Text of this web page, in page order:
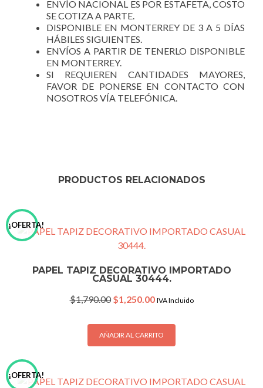
ENVÍO NACIONAL ES POR ESTAFETA, COSTO
SE COTIZA A PARTE.
DISPONIBLE EN MONTERREY DE 3 A 5 DÍAS
HÁBILES SIGUIENTES.
ENVÍOS A PARTIR DE TENERLO DISPONIBLE
EN MONTERREY.
SI REQUIEREN CANTIDADES MAYORES,
FAVOR DE PONERSE EN CONTACTO CON
NOSOTROS VÍA TELEFÓNICA.
PRODUCTOS RELACIONADOS
¡OFERTA!
PAPEL TAPIZ DECORATIVO IMPORTADO
CASUAL 30444.
$1,790.00 Original
was:
$1,790.00.
$1,250.00Current
is:
$1,250.00.
IVA Incluido
AÑADIR AL CARRITO
¡OFERTA!